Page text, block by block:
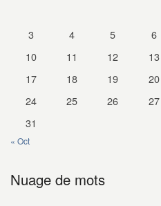
3
4 5 6
10
11 12 13
17
18 19 20
24
25 26 27
31
« Oct
Nuage de mots